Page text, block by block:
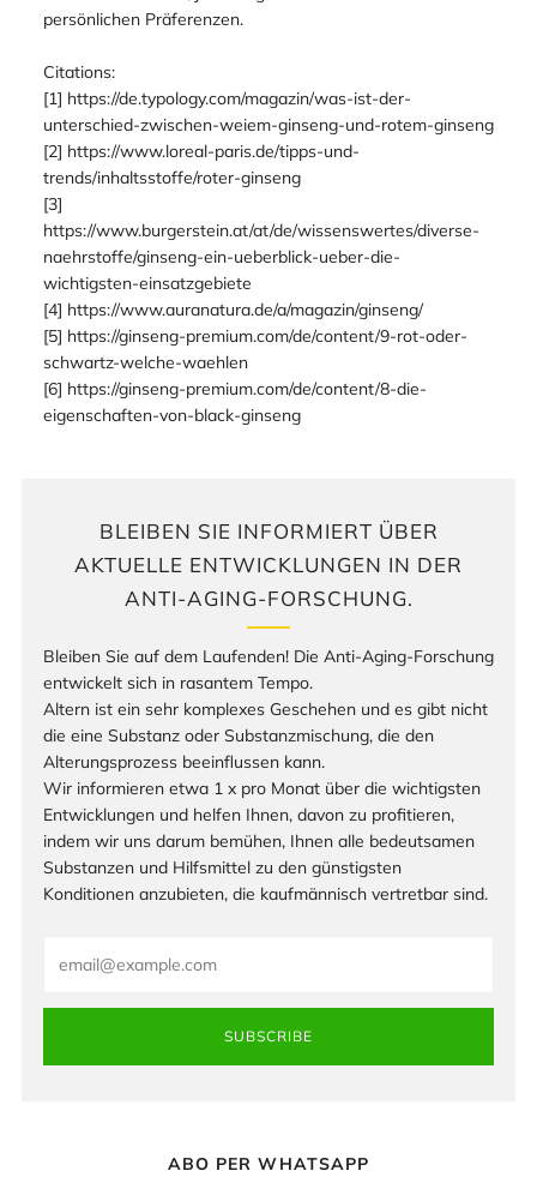
persönlichen Präferenzen.
Citations:
[1] https://de.typology.com/magazin/was-ist-der-
unterschied-zwischen-weiem-ginseng-und-rotem-ginseng
[2] https://www.loreal-paris.de/tipps-und-
trends/inhaltsstoffe/roter-ginseng
[3]
https://www.burgerstein.at/at/de/wissenswertes/diverse-
naehrstoffe/ginseng-ein-ueberblick-ueber-die-
wichtigsten-einsatzgebiete
[4] https://www.auranatura.de/a/magazin/ginseng/
[5] https://ginseng-premium.com/de/content/9-rot-oder-
schwartz-welche-waehlen
[6] https://ginseng-premium.com/de/content/8-die-
eigenschaften-von-black-ginseng
BLEIBEN SIE INFORMIERT ÜBER
AKTUELLE ENTWICKLUNGEN IN DER
ANTI-AGING-FORSCHUNG.
Bleiben Sie auf dem Laufenden! Die Anti-Aging-Forschung
entwickelt sich in rasantem Tempo.
Altern ist ein sehr komplexes Geschehen und es gibt nicht
die eine Substanz oder Substanzmischung, die den
Alterungsprozess beeinflussen kann.
Wir informieren etwa 1 x pro Monat über die wichtigsten
Entwicklungen und helfen Ihnen, davon zu profitieren,
indem wir uns darum bemühen, Ihnen alle bedeutsamen
Substanzen und Hilfsmittel zu den günstigsten
Konditionen anzubieten, die kaufmännisch vertretbar sind.
SUBSCRIBE
ABO PER WHATSAPP